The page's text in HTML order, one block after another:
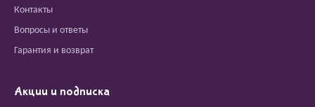
Контакты
Вопросы и ответы
Гарантия и возврат
Акции и подписка